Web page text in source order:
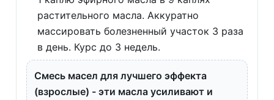
растительного масла. Аккуратно
массировать болезненный участок 3 раза
в день. Курс до 3 недель.
Смесь масел для лучшего эффекта
(взрослые) - эти масла усиливают и